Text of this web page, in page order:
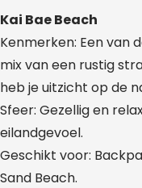
Kai Bae Beach
Kenmerken: Een van
mix van een rustig
heb je uitzicht op de
Sfeer: Gezellig en
eilandgevoel.
Geschikt voor:
Sand Beach.